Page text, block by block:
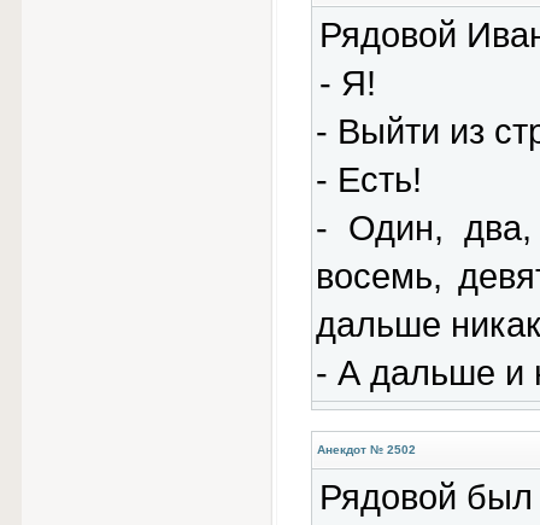
Рядовой
- Я!
- Выйти из
- Есть!
- Один, два,
восемь,
дальше
- А дальше
Анекдот № 2502
Рядовой был